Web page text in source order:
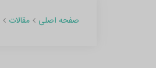
صفحه اصلی مقالات